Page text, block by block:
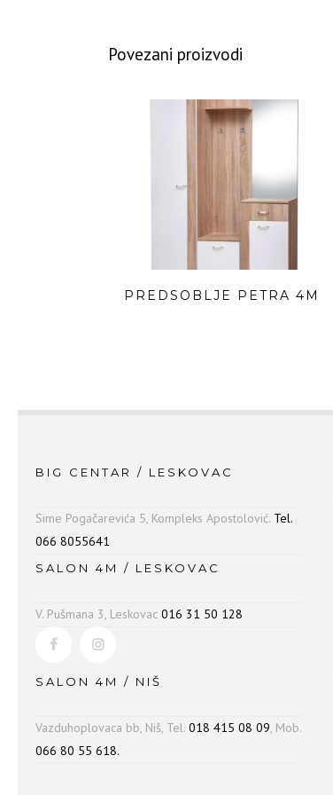
Povezani proizvodi
PREDSOBLJE PETRA 4M
BIG CENTAR / LESKOVAC
Sime Pogačarevića 5, Kompleks Apostolović. Tel.
066 8055641
SALON 4M / LESKOVAC
V. Pušmana 3, Leskovac016 31 50 128
SALON 4M / NIŠ
Vazduhoplovaca bb, Niš, Tel.018 415 08 09, Mob.
066 80 55 618.